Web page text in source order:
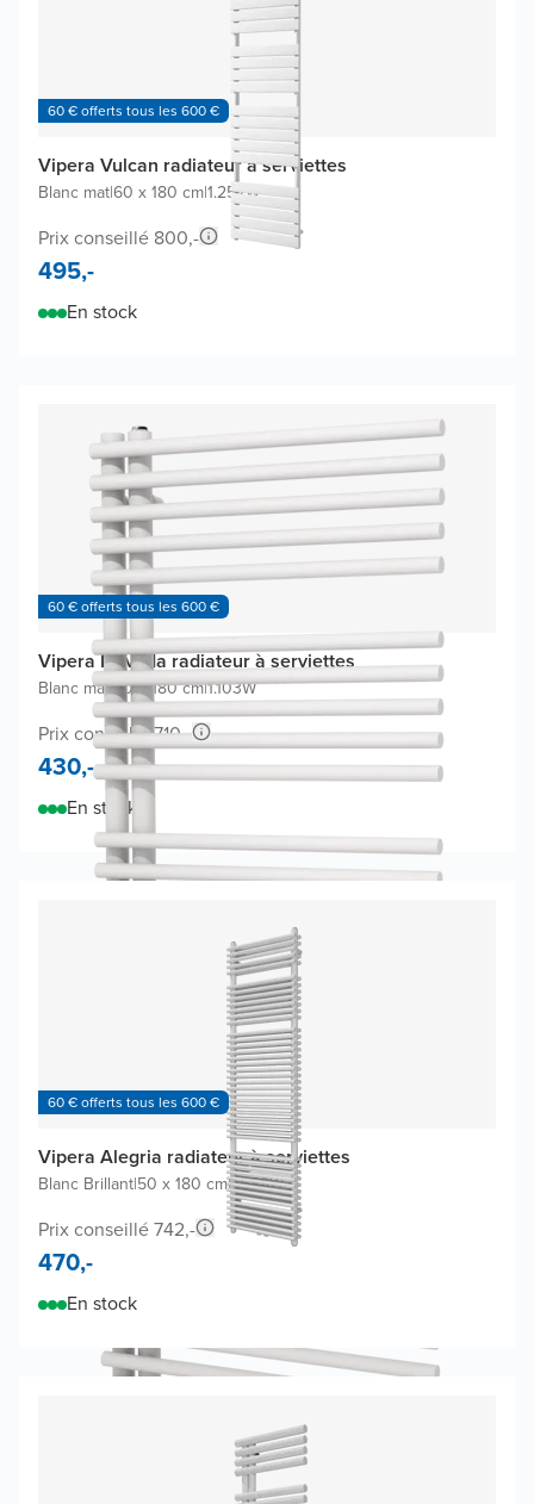
60 € offerts tous les 600 €
Vipera Vulcan radiateur à serviettes
Blanc mat|60 x 180 cm|1.252W
Prix conseillé 800,-
495,-
En stock
60 € offerts tous les 600 €
Vipera Nevada radiateur à serviettes
Blanc mat|60 x 180 cm|1.103W
Prix conseillé 710,-
430,-
En stock
60 € offerts tous les 600 €
Vipera Alegria radiateur à serviettes
Blanc Brillant|50 x 180 cm|1.688W
Prix conseillé 742,-
470,-
En stock